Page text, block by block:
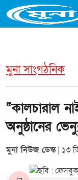
মুনা সাংগঠনিক
“কালচারাল
অনুষ্ঠানের
মুনা নিউজ ডেস্ক| ১৩